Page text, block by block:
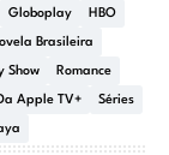
Globoplay HBO
Brasileira
Show Romance
Apple TV+ Séries